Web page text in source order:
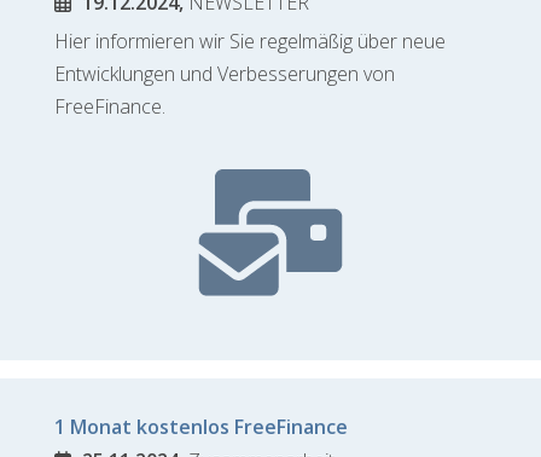
Hier informieren wir Sie regelmäßig über neue
Entwicklungen und Verbesserungen von
FreeFinance.
1 Monat kostenlos FreeFinance